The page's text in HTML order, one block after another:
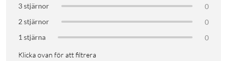
3 stjärnor
0
2 stjärnor
0
1 stjärna
0
Klicka ovan för att filtrera